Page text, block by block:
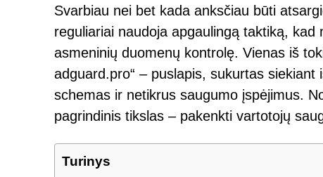
Svarbiau nei bet kada anksčiau būti
reguliariai naudoja apgaulingą taktiką,
asmeninių duomenų kontrolę. Vienas iš
adguard.pro“ – puslapis, sukurtas
schemas ir netikrus saugumo įspėjimus.
pagrindinis tikslas – pakenkti vartotojų
Turinys